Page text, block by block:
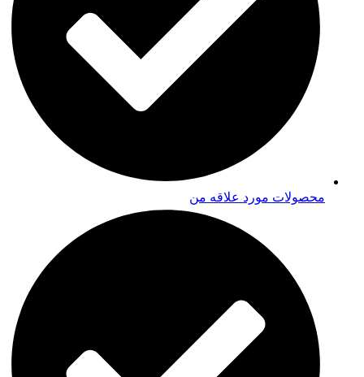
محصولات مورد علاقه من